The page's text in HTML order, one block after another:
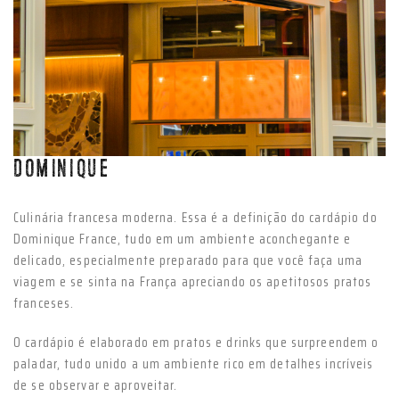
DOMINIQUE
Culinária francesa moderna. Essa é a definição do cardápio do
Dominique France, tudo em um ambiente aconchegante e
delicado, especialmente preparado para que você faça uma
viagem e se sinta na França apreciando os apetitosos pratos
franceses.
O cardápio é elaborado em pratos e drinks que surpreendem o
paladar, tudo unido a um ambiente rico em detalhes incríveis
de se observar e aproveitar.